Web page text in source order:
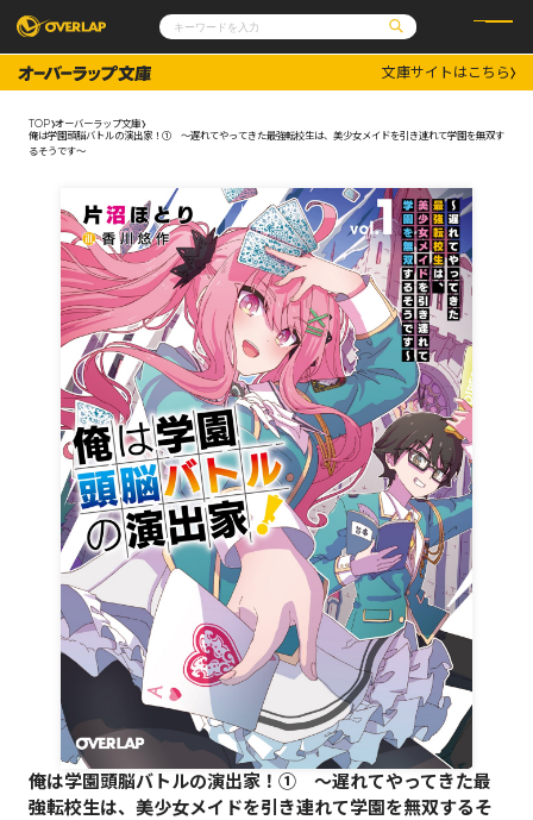
コミックガルド
コミッククリエ
LiQulle
ラブパルフェ
ノベルス
ノベルスf
ポケットモンスター
ゲーム
オーバーラップ広報室
企業
会社概要
採用情報
アクセス
オーバーラップホールディングス
お問い合わせはこちら
オーバーラップ文庫
オーバーラップノベルス
オーバーラップノベルスf
ロサージュノベルス
コミックガルド
コミッククリエ
文庫サイトはこちら
TOP オーバーラップ文庫
俺は学園頭脳バトルの演出家！① ～遅れてやってきた最強転校生は、美少女メイドを引き連れて学園を無双す
るそうです～
俺は学園頭脳バトルの演出家！① ～遅れてやってきた最
強転校生は、美少女メイドを引き連れて学園を無双するそ